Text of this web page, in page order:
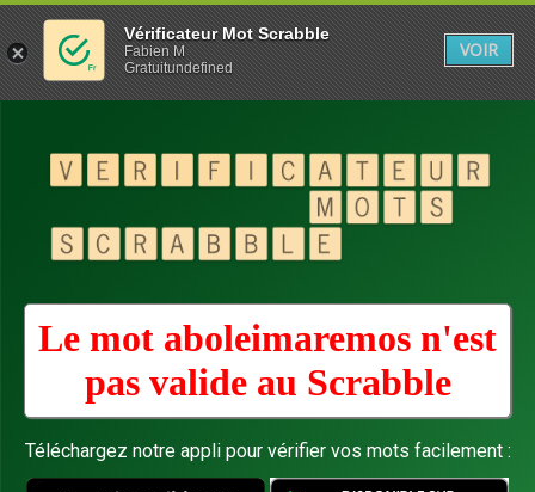
Le mot aboleimaremos n'est
pas valide au Scrabble
Téléchargez notre appli pour vérifier vos mots facilement :
Vérificateur Mot Scrabble
Fabien M
Gratuitundefined
VOIR